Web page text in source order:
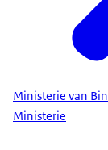
Ministerie van
Ministerie